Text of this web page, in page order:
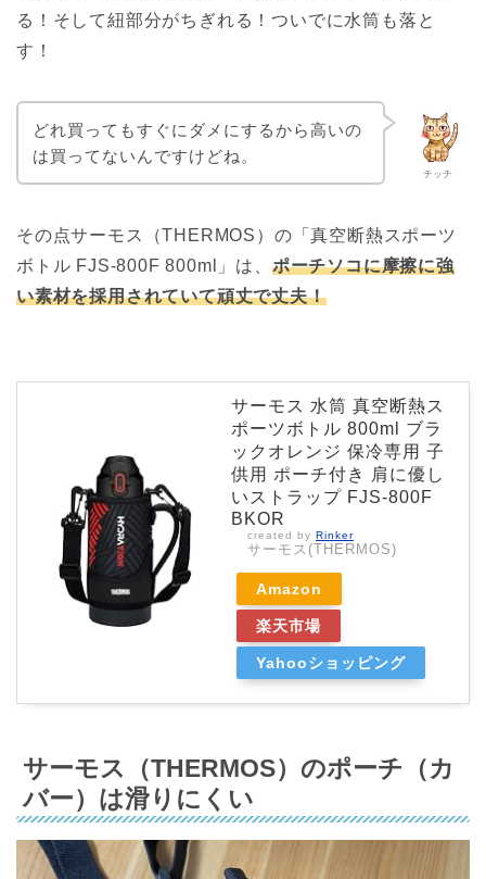
る！そして紐部分がちぎれる！ついでに水筒も落と
す！
チッチ
どれ買ってもすぐにダメにするから高いの
は買ってないんですけどね。
その点サーモス（THERMOS）の「真空断熱スポーツ
ボトル FJS-800F 800ml」は、 ポーチソコに摩擦に強
い素材を採用されていて頑丈で丈夫！
サーモス 水筒 真空断熱ス
ポーツボトル 800ml ブラ
ックオレンジ 保冷専用 子
供用 ポーチ付き 肩に優し
いストラップ FJS-800F
BKOR
created by Rinker
サーモス(THERMOS)
Amazon
楽天市場
Yahooショッピング
サーモス（THERMOS）のポーチ（カ
バー）は滑りにくい